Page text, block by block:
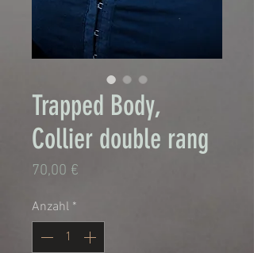
Trapped Body,
Collier double rang
70,00 €
Anzahl *